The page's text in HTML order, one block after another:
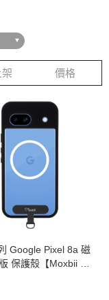
價格
Google Pixel 8a 磁
保護殼【Moxbii 嚴